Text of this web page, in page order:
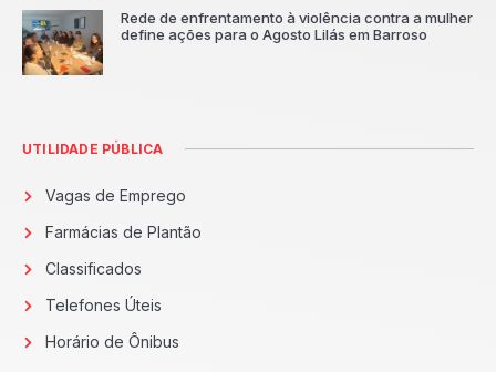
Rede de enfrentamento à violência contra a mulher
define ações para o Agosto Lilás em Barroso
UTILIDADE PÚBLICA
Vagas de Emprego
Farmácias de Plantão
Classificados
Telefones Úteis
Horário de Ônibus